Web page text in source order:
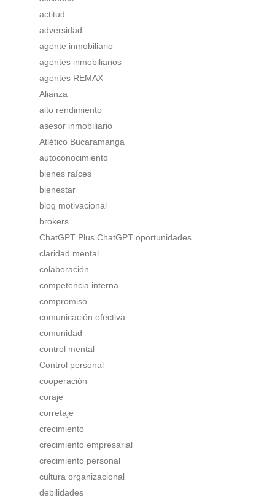
actitud
adversidad
agente inmobiliario
agentes inmobiliarios
agentes REMAX
Alianza
alto rendimiento
asesor inmobiliario
Atlético Bucaramanga
autoconocimiento
bienes raíces
bienestar
blog motivacional
brokers
ChatGPT Plus ChatGPT oportunidades
claridad mental
colaboración
competencia interna
compromiso
comunicación efectiva
comunidad
control mental
Control personal
cooperación
coraje
corretaje
crecimiento
crecimiento empresarial
crecimiento personal
cultura organizacional
debilidades